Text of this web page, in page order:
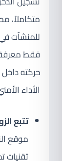
متكاملاً،
للمنشآت
فقط
حركته
الأداء
تتبع
موقع